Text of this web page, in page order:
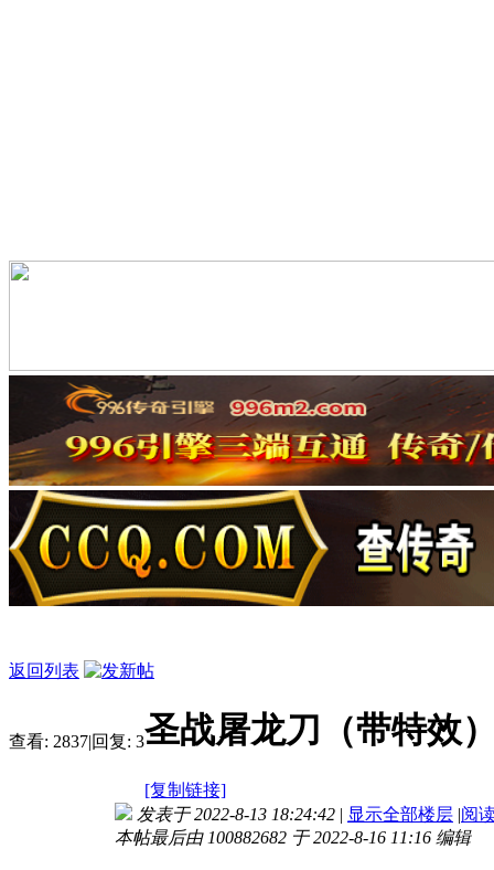
返回列表
查看: 2837|回复: 3圣战屠龙刀（带特效
[复制链接]
发表于 2022-8-13 18:24:42 | 显示全部楼层 |阅
本帖最后由 100882682 于 2022-8-16 11:16 编辑